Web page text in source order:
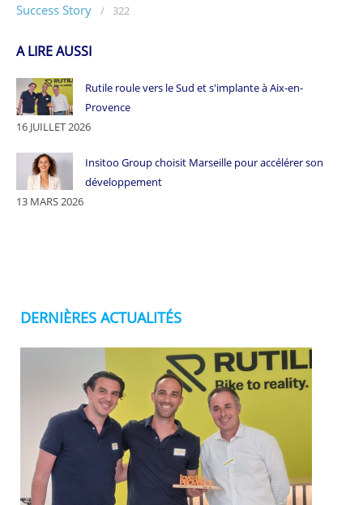
Success Story / 322
A LIRE AUSSI
Rutile roule vers le Sud et s'implante à Aix-en-
Provence
16 JUILLET 2026
Insitoo Group choisit Marseille pour accélérer son
développement
13 MARS 2026
DERNIÈRES ACTUALITÉS